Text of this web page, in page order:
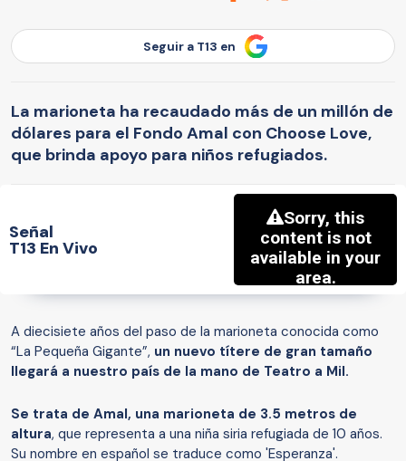
Seguir a T13 en
La marioneta ha recaudado más de un millón de
dólares para el Fondo Amal con Choose Love,
que brinda apoyo para niños refugiados.
Señal
T13 En Vivo
A diecisiete años del paso de la marioneta conocida como
“La Pequeña Gigante”, un nuevo títere de gran tamaño
llegará a nuestro país de la mano de Teatro a Mil.
Se trata de Amal, una marioneta de 3.5 metros de
altura, que representa a una niña siria refugiada de 10 años.
Su nombre en español se traduce como 'Esperanza'.